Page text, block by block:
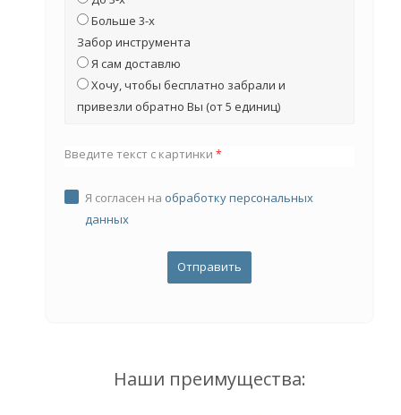
Больше 3-х
Забор инструмента
Я сам доставлю
Хочу, чтобы бесплатно забрали и
привезли обратно Вы (от 5 единиц)
Введите текст с картинки *
Я согласен на обработку персональных
данных
Наши преимущества: